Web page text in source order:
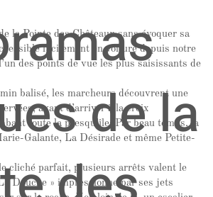
la Pointe des Châteaux sans évoquer sa
facilement en voiture depuis notre
des points de vue les plus saisissants de
balisé, les marcheurs découvrent une
avant d’arriver à la croix
toute la presqu’île. Par beau temps, la
Galante, La Désirade et même Petite-
cliché parfait, plusieurs arrêts valent le
Douche » impressionne par ses jets
de la